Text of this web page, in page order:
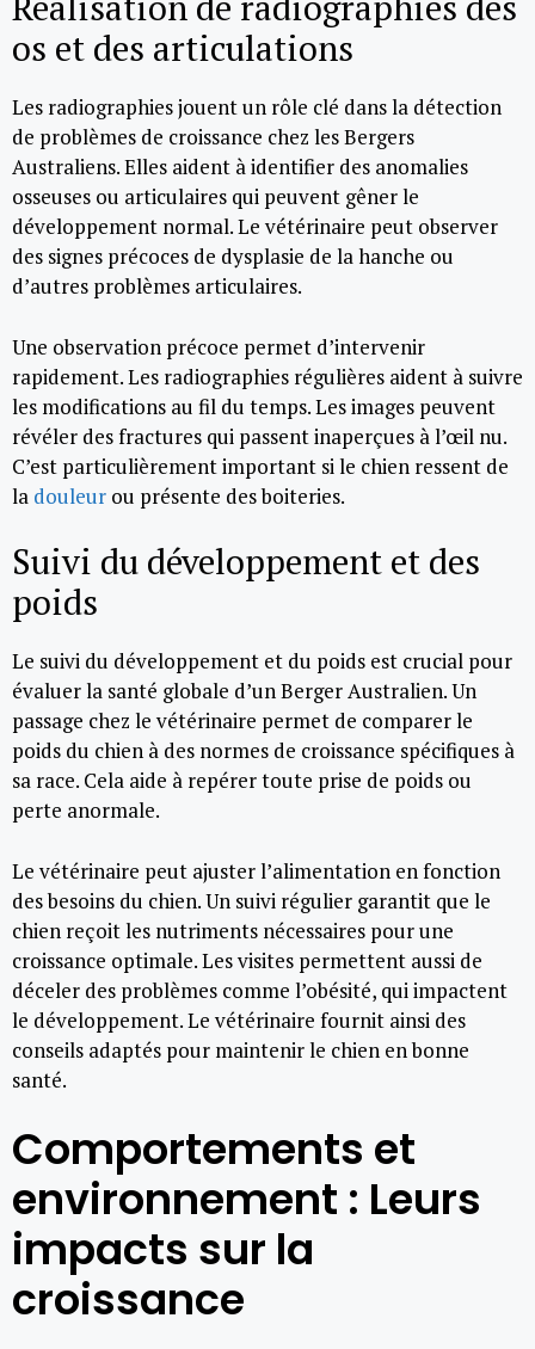
os et des articulations
Les radiographies jouent un rôle clé dans la détection
de problèmes de croissance chez les Bergers
Australiens. Elles aident à identifier des anomalies
osseuses ou articulaires qui peuvent gêner le
développement normal. Le vétérinaire peut observer
des signes précoces de dysplasie de la hanche ou
d’autres problèmes articulaires.
Une observation précoce permet d’intervenir
rapidement. Les radiographies régulières aident à suivre
les modifications au fil du temps. Les images peuvent
révéler des fractures qui passent inaperçues à l’œil nu.
C’est particulièrement important si le chien ressent de
la douleur ou présente des boiteries.
Suivi du développement et des
poids
Le suivi du développement et du poids est crucial pour
évaluer la santé globale d’un Berger Australien. Un
passage chez le vétérinaire permet de comparer le
poids du chien à des normes de croissance spécifiques à
sa race. Cela aide à repérer toute prise de poids ou
perte anormale.
Le vétérinaire peut ajuster l’alimentation en fonction
des besoins du chien. Un suivi régulier garantit que le
chien reçoit les nutriments nécessaires pour une
croissance optimale. Les visites permettent aussi de
déceler des problèmes comme l’obésité, qui impactent
le développement. Le vétérinaire fournit ainsi des
conseils adaptés pour maintenir le chien en bonne
santé.
Comportements et
environnement : Leurs
impacts sur la
croissance